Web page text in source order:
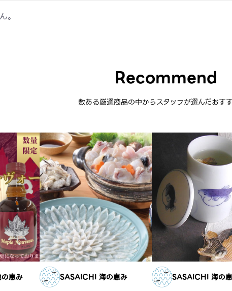
。
Recommend
数ある厳選商品の中からスタッフが選んだおす
恵み
SASAICHI 海の恵み
SASAICHI 海の